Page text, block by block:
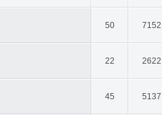
50 7152
22 2622
45 5137